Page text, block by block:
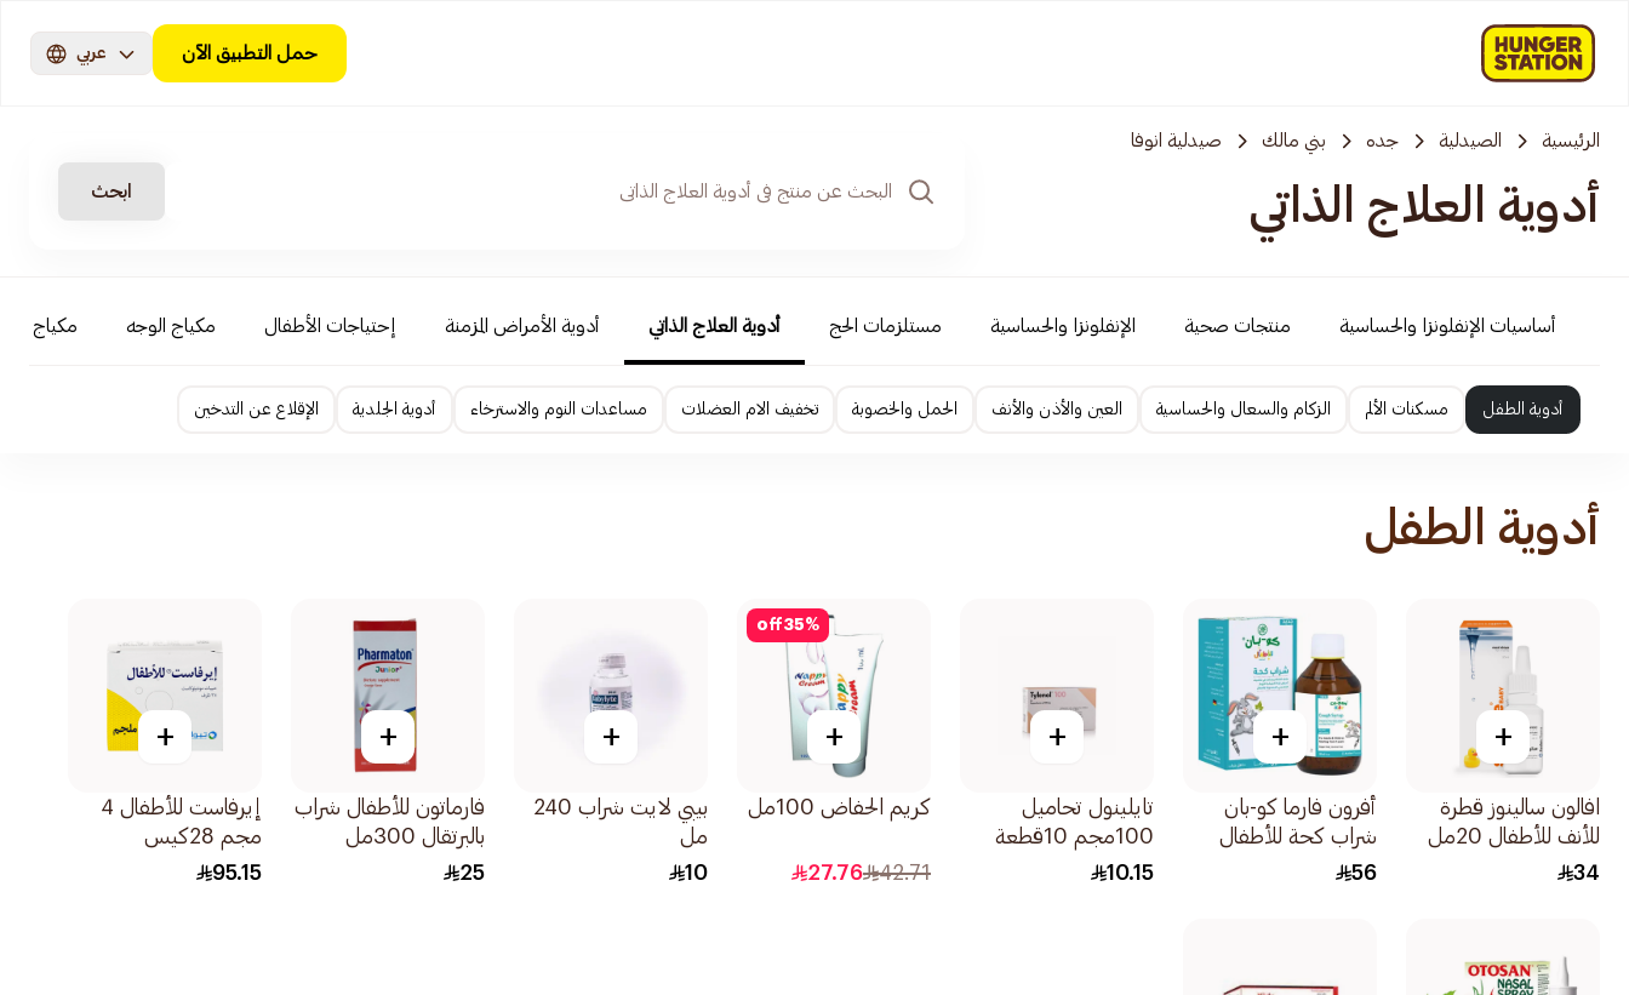
حمل التطبيق الآن عربي
الرئيسية الصيدلية جده بني مالك صيدلية انوفا
أدوية العلاج الذاتي ابحث
أساسيات الإنفلونزا والحساسية منتجات صحية الإنفلونزا والحساسية مستلزمات الحج أدوية العلاج الذاتي أدوية الأمراض المزمنة إحتياجات الأطفال مكياج الوجه مكياج
أدوية الطفل مسكنات الألم الزكام والسعال والحساسية العين والأذن والأنف الحمل والخصوبة تخفيف الام العضلات مساعدات النوم والاسترخاء أدوية الجلدية الإقلاع عن التدخين
أدوية الطفل
+
افالون سالينوز قطرة
للأنف للأطفال 20مل
34
+
أفرون فارما كو-بان
شراب كحة للأطفال
خالي من السكر 100مل
56
+
تايلينول تحاميل
100مجم 10قطعة
10.15
35%
off
+
كريم الحفاض 100مل
42.71
27.76
+
بيبي لايت شراب 240
مل
10
+
فارماتون للأطفال شراب
بالبرتقال 300مل
25
+
إيرفاست للأطفال 4
مجم 28كيس
95.15